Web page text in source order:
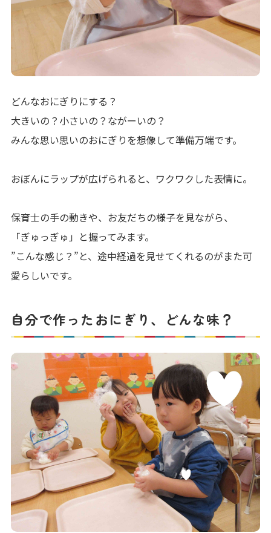
どんなおにぎりにする？
大きいの？小さいの？ながーいの？
みんな思い思いのおにぎりを想像して準備万端です。
おぼんにラップが広げられると、ワクワクした表情に。
保育士の手の動きや、お友だちの様子を見ながら、
「ぎゅっぎゅ」と握ってみます。
”こんな感じ？”と、途中経過を見せてくれるのがまた可
愛らしいです。
自分で作ったおにぎり、どんな味？